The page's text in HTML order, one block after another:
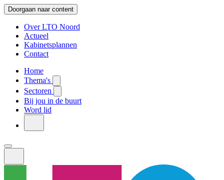
Doorgaan naar content
Over LTO Noord
Actueel
Kabinetsplannen
Contact
Home
Thema's
Sectoren
Bij jou in de buurt
Word lid